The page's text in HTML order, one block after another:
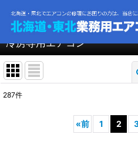
ホーム > 業務用エアコン > 冷房専用エア
冷房専用エアコン
287件
«前 1 2